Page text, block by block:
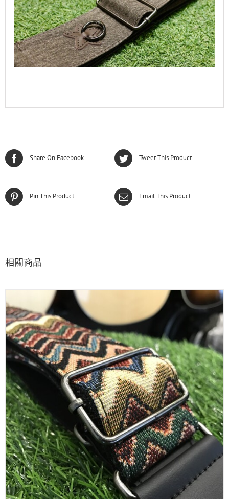
Share On Facebook Tweet This Product
Pin This Product Email This Product
相關商品